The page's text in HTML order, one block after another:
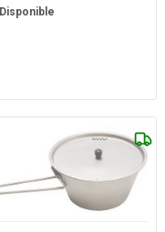
Disponible